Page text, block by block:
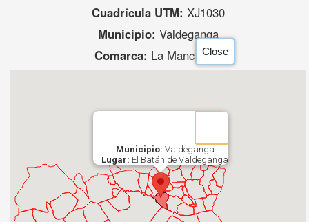
Cuadrícula UTM: XJ1030
Municipio: Valdeganga
Comarca: La Manchuela
Municipio: Valdeganga
Lugar: El Batán de Valdeganga
Close